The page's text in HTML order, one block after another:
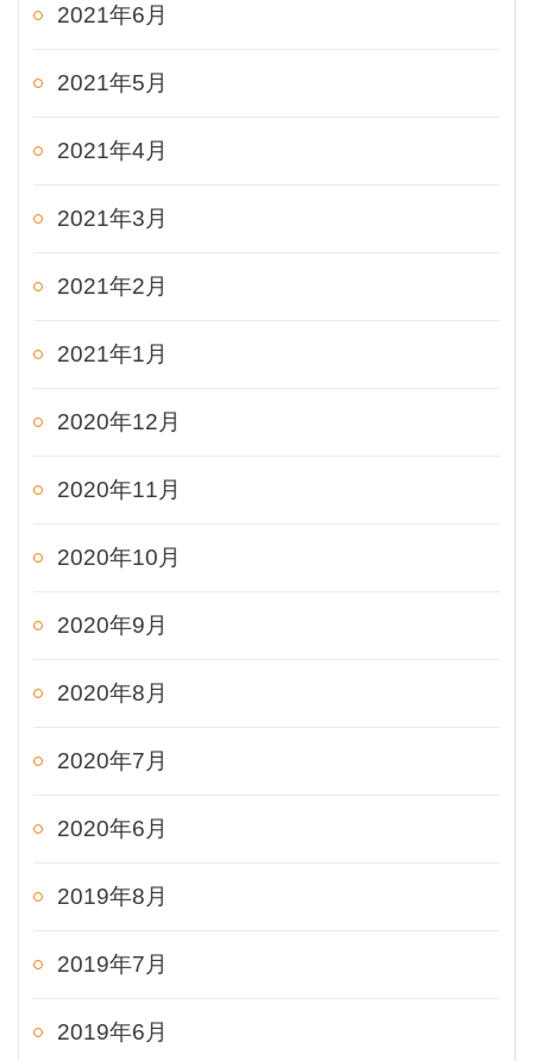
2021年6月
2021年5月
2021年4月
2021年3月
2021年2月
2021年1月
2020年12月
2020年11月
2020年10月
2020年9月
2020年8月
2020年7月
2020年6月
2019年8月
2019年7月
2019年6月